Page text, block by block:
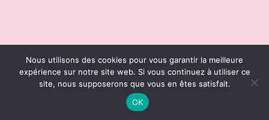
Nous utilisons des cookies pour vous garantir la meilleure
expérience sur notre site web. Si vous continuez à utiliser ce
site, nous supposerons que vous en êtes satisfait.
OK